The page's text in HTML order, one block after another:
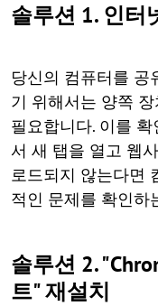
솔루션 1. 인터
당신의 컴퓨터를 공
기 위해서는 양쪽
필요합니다. 이를
서 새 탭을 열고 웹
로드되지 않는다면
적인 문제를 확인하
솔루션 2.
트" 재설치